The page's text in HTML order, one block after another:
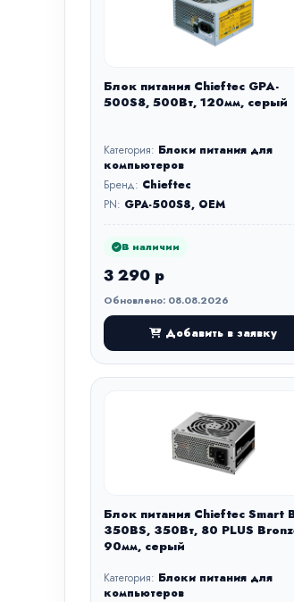
Блок питания Chieftec GPA-
500S8, 500Вт, 120мм, серый
Категория: Блоки питания для
компьютеров
Бренд: Chieftec
PN: GPA-500S8, OEM
В наличии
3 290 р
Обновлено: 08.08.2026
Добавить в заявку
Блок питания Chieftec Smart
350BS, 350Вт, 80 PLUS
90мм, серый
Категория: Блоки питания для
компьютеров